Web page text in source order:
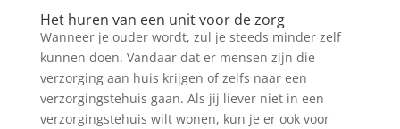
Het huren van een unit voor de zorg
Wanneer je ouder wordt, zul je steeds minder zelf
kunnen doen. Vandaar dat er mensen zijn die
verzorging aan huis krijgen of zelfs naar een
verzorgingstehuis gaan. Als jij liever niet in een
verzorgingstehuis wilt wonen, kun je er ook voor